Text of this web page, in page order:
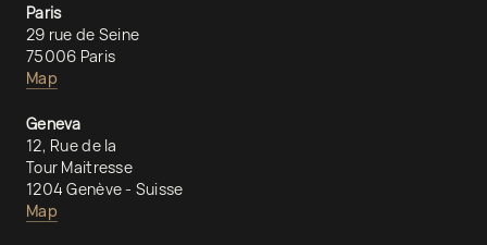
Paris
29 rue de Seine
75006 Paris
Map
Geneva
12, Rue de la
Tour Maitresse
1204 Genève - Suisse
Map